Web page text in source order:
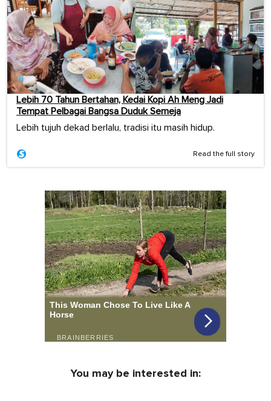
Lebih 70 Tahun Bertahan, Kedai Kopi Ah Meng Jadi
Tempat Pelbagai Bangsa Duduk Semeja
Lebih tujuh dekad berlalu, tradisi itu masih hidup.
Read the full story
You may be interested in: